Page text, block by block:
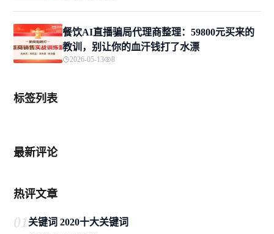
餐饮AI直播骗局代理商整理：59800元买来的
教训，别让你的血汗钱打了水漂
2026-05-13 8
标签列表
最新评论
热评文章
01关键词 2020十大关键词